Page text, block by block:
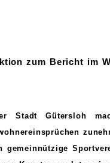
zum Bericht im
Stadt Gütersloh
gemeinnützige